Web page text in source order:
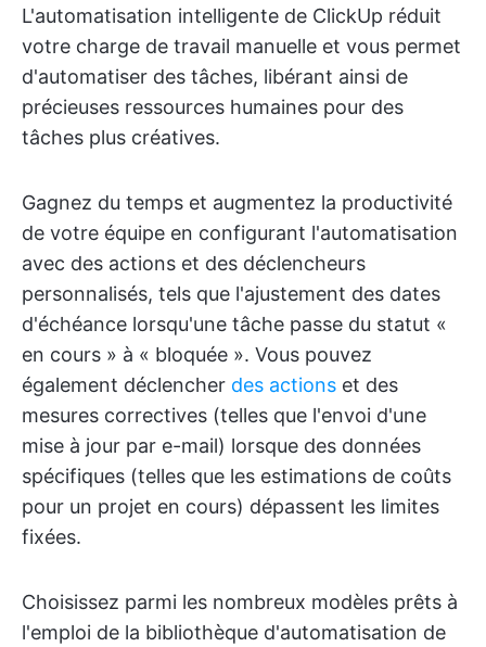
L'automatisation intelligente de ClickUp réduit
votre charge de travail manuelle et vous permet
d'automatiser des tâches, libérant ainsi de
précieuses ressources humaines pour des
tâches plus créatives.
Gagnez du temps et augmentez la productivité
de votre équipe en configurant l'automatisation
avec des actions et des déclencheurs
personnalisés, tels que l'ajustement des dates
d'échéance lorsqu'une tâche passe du statut «
en cours » à « bloquée ». Vous pouvez
également déclencher des actions et des
mesures correctives (telles que l'envoi d'une
mise à jour par e-mail) lorsque des données
spécifiques (telles que les estimations de coûts
pour un projet en cours) dépassent les limites
fixées.
Choisissez parmi les nombreux modèles prêts à
l'emploi de la bibliothèque d'automatisation de